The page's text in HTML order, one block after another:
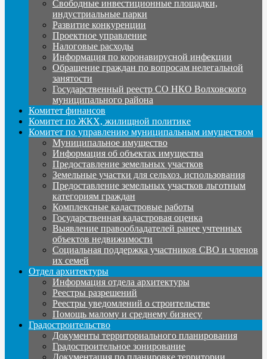
Свободные инвестиционные площадки,
индустриальные парки
Развитие конкуренции
Проектное управление
Налоговые расходы
Информация по коронавирусной инфекции
Обращение граждан по вопросам нелегальной
занятости
Государственный реестр СО НКО Волховского
муниципального района
Комитет финансов
Комитет по ЖКХ, жилищной политике
Комитет по управлению муниципальным имуществом
Муниципальное имущество
Информация об объектах имущества
Предоставление земельных участков
Земельные участки для сельхоз. использования
Предоставление земельных участков льготным
категориям граждан
Комплексные кадастровые работы
Государственная кадастровая оценка
Выявление правообладателей ранее учтенных
объектов недвижимости
Социальная поддержка участников СВО и членов
их семей
Отдел архитектуры
Информация отдела архитектуры
Реестры разрешений
Реестры уведомлений о строительстве
Помощь малому и среднему бизнесу
Градостроительство
Документы территориального планирования
Градостроительное зонирование
Документация по планировке территории